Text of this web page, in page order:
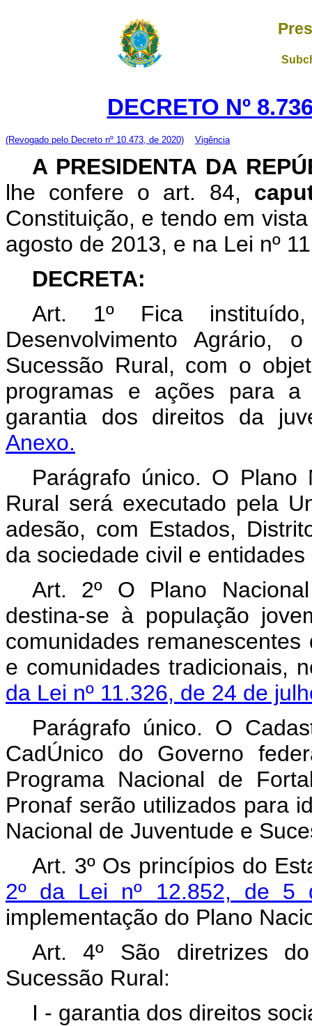
DECRETO Nº
(Revogado pelo Decreto nº 10.473, de 2020) Vigência
A PRESIDENTA DA
lhe confere o art. 84,
Constituição, e tendo em
agosto de 2013, e na Lei nº
DECRETA:
Art. 1º Fica
Desenvolvimento Agrário,
Sucessão Rural, com o
programas e ações para
garantia dos direitos da
Anexo.
Parágrafo único. O Plano
Rural será executado pela
adesão, com Estados,
da sociedade civil e
Art. 2º O Plano
destina-se à população
comunidades
e comunidades tradicionais,
da Lei nº 11.326, de 24 de
Parágrafo único. O
CadÚnico do Governo
Programa Nacional de
Pronaf serão utilizados para
Nacional de Juventude e
Art. 3º Os princípios do
2º da Lei nº 12.852, de
implementação do Plano
Art. 4º São diretrizes
Sucessão Rural:
I - garantia dos direitos